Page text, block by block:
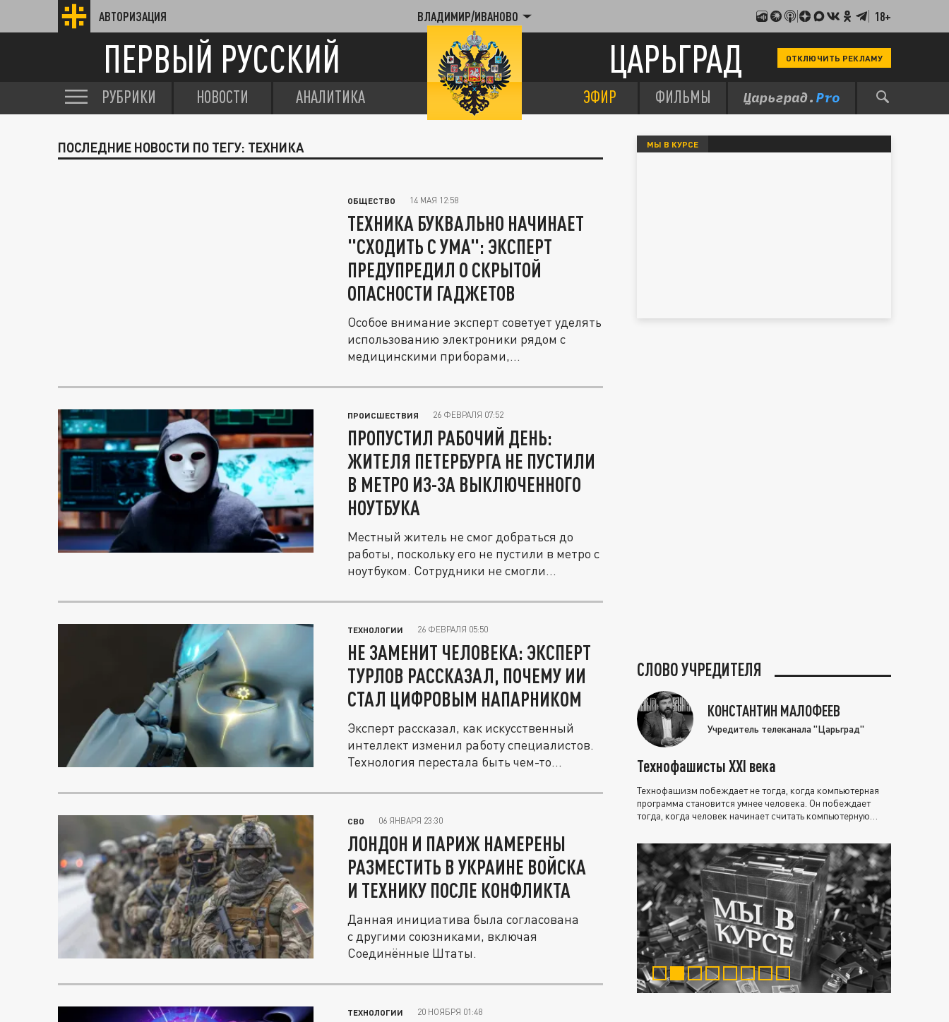
АВТОРИЗАЦИЯ ВЛАДИМИР/ИВАНОВО 18+
ПЕРВЫЙ РУССКИЙ ЦАРЬГРАД ОТКЛЮЧИТЬ РЕКЛАМУ
РУБРИКИ НОВОСТИ АНАЛИТИКА ЭФИР ФИЛЬМЫ
ПОСЛЕДНИЕ НОВОСТИ ПО ТЕГУ: ТЕХНИКА
ОБЩЕСТВО 14 МАЯ 12:58
ТЕХНИКА БУКВАЛЬНО НАЧИНАЕТ
"СХОДИТЬ С УМА": ЭКСПЕРТ
ПРЕДУПРЕДИЛ О СКРЫТОЙ
ОПАСНОСТИ ГАДЖЕТОВ
Особое внимание эксперт советует уделять
использованию электроники рядом с
медицинскими приборами,...
ПРОИСШЕСТВИЯ 26 ФЕВРАЛЯ 07:52
ПРОПУСТИЛ РАБОЧИЙ ДЕНЬ:
ЖИТЕЛЯ ПЕТЕРБУРГА НЕ ПУСТИЛИ
В МЕТРО ИЗ-ЗА ВЫКЛЮЧЕННОГО
НОУТБУКА
Местный житель не смог добраться до
работы, поскольку его не пустили в метро с
ноутбуком. Сотрудники не смогли...
ТЕХНОЛОГИИ 26 ФЕВРАЛЯ 05:50
НЕ ЗАМЕНИТ ЧЕЛОВЕКА: ЭКСПЕРТ
ТУРЛОВ РАССКАЗАЛ, ПОЧЕМУ ИИ
СТАЛ ЦИФРОВЫМ НАПАРНИКОМ
Эксперт рассказал, как искусственный
интеллект изменил работу специалистов.
Технология перестала быть чем-то...
СВО 06 ЯНВАРЯ 23:30
ЛОНДОН И ПАРИЖ НАМЕРЕНЫ
РАЗМЕСТИТЬ В УКРАИНЕ ВОЙСКА
И ТЕХНИКУ ПОСЛЕ КОНФЛИКТА
Данная инициатива была согласована
с другими союзниками, включая
Соединённые Штаты.
ТЕХНОЛОГИИ 20 НОЯБРЯ 01:48
МЫ В КУРСЕ
СЛОВО УЧРЕДИТЕЛЯ
КОНСТАНТИН МАЛОФЕЕВ
Учредитель телеканала "Царьград"
Технофашисты XXI века
Технофашизм побеждает не тогда, когда компьютерная
программа становится умнее человека. Он побеждает
тогда, когда человек начинает считать компьютерную